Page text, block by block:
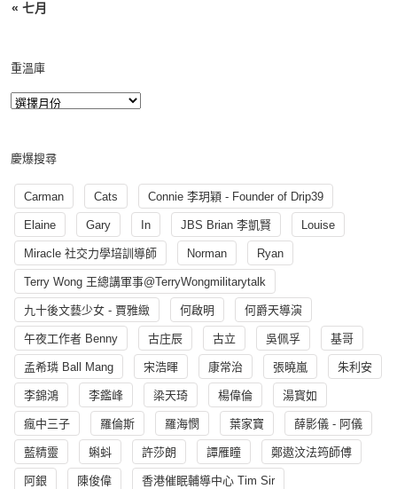
« 七月
重溫庫
慶爆搜尋
Carman Cats Connie 李玥穎 - Founder of Drip39
Elaine Gary In JBS Brian 李凱賢 Louise
Miracle 社交力學培訓導師 Norman Ryan
Terry Wong 王總講軍事@TerryWongmilitarytalk
九十後文藝少女 - 賈雅緻 何啟明 何爵天導演
午夜工作者 Benny 古庄辰 古立 吳佩孚 基哥
孟希璘 Ball Mang 宋浩暉 康常治 張曉嵐 朱利安
李錦鴻 李鑑峰 梁天琦 楊偉倫 湯寳如
瘋中三子 羅倫斯 羅海憫 葉家寶 薛影儀 - 阿儀
藍精靈 蝌蚪 許莎朗 譚雁瞳 鄭遨汶法筠師傅
阿銀 陳俊偉 香港催眠輔導中心 Tim Sir